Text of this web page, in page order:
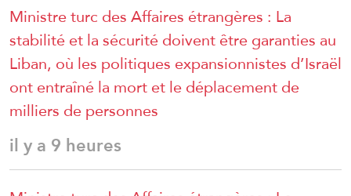
Ministre turc des Affaires étrangères : La
stabilité et la sécurité doivent être garanties au
Liban, où les politiques expansionnistes d’Israël
ont entraîné la mort et le déplacement de
milliers de personnes
il y a 9 heures